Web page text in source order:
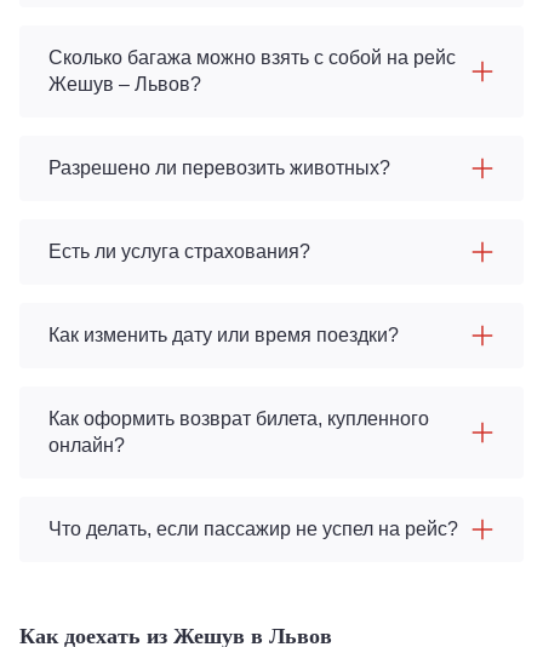
Сколько багажа можно взять с собой на рейс
Жешув – Львов?
Разрешено ли перевозить животных?
Есть ли услуга страхования?
Как изменить дату или время поездки?
Как оформить возврат билета, купленного
онлайн?
Что делать, если пассажир не успел на рейс?
Как доехать из Жешув в Львов